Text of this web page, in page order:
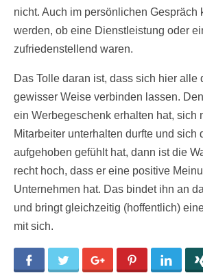
nicht. Auch im persönlichen Gespräch
werden, ob eine Dienstleistung oder
zufriedenstellend waren.
Das Tolle daran ist, dass sich hier alle
gewisser Weise verbinden lassen.
ein Werbegeschenk erhalten hat, sich
Mitarbeiter unterhalten durfte und sich
aufgehoben gefühlt hat, dann ist die
recht hoch, dass er eine positive
Unternehmen hat. Das bindet ihn an
und bringt gleichzeitig (hoffentlich)
mit sich.
Facebook Twitter Google+ Pinterest